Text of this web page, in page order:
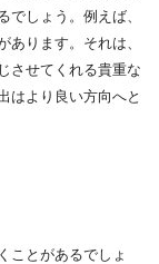
でしょう。例えば、
ります。それは、
させてくれる貴重な
はより良い方向へと
ことがあるでしょ